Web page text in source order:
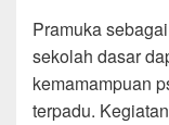
Pramuka
sekolah dasar
kemamampuan
terpadu.